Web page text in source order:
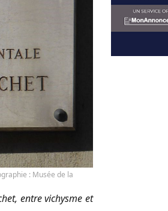
: Musée de la
entre vichysme et